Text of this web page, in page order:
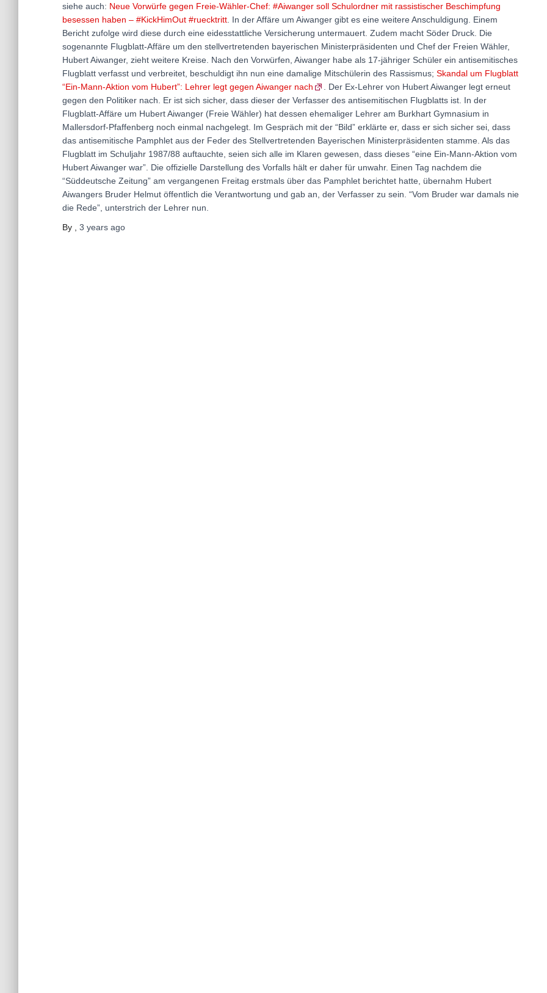
siehe auch: Neue Vorwürfe gegen Freie-Wähler-Chef: #Aiwanger soll Schulordner mit rassistischer Beschimpfung
besessen haben – #KickHimOut #ruecktritt . In der Affäre um Aiwanger gibt es eine weitere Anschuldigung. Einem
Bericht zufolge wird diese durch eine eidesstattliche Versicherung untermauert. Zudem macht Söder Druck. Die
sogenannte Flugblatt-Affäre um den stellvertretenden bayerischen Ministerpräsidenten und Chef der Freien Wähler,
Hubert Aiwanger, zieht weitere Kreise. Nach den Vorwürfen, Aiwanger habe als 17-jähriger Schüler ein antisemitisches
Flugblatt verfasst und verbreitet, beschuldigt ihn nun eine damalige Mitschülerin des Rassismus; Skandal um Flugblatt
“Ein-Mann-Aktion vom Hubert”: Lehrer legt gegen Aiwanger nach
. Der Ex-Lehrer von Hubert Aiwanger legt erneut
gegen den Politiker nach. Er ist sich sicher, dass dieser der Verfasser des antisemitischen Flugblatts ist. In der
Flugblatt-Affäre um Hubert Aiwanger (Freie Wähler) hat dessen ehemaliger Lehrer am Burkhart Gymnasium in
Mallersdorf-Pfaffenberg noch einmal nachgelegt. Im Gespräch mit der “Bild” erklärte er, dass er sich sicher sei, dass
das antisemitische Pamphlet aus der Feder des Stellvertretenden Bayerischen Ministerpräsidenten stamme. Als das
Flugblatt im Schuljahr 1987/88 auftauchte, seien sich alle im Klaren gewesen, dass dieses “eine Ein-Mann-Aktion vom
Hubert Aiwanger war”. Die offizielle Darstellung des Vorfalls hält er daher für unwahr. Einen Tag nachdem die
“Süddeutsche Zeitung” am vergangenen Freitag erstmals über das Pamphlet berichtet hatte, übernahm Hubert
Aiwangers Bruder Helmut öffentlich die Verantwortung und gab an, der Verfasser zu sein. “Vom Bruder war damals nie
die Rede”, unterstrich der Lehrer nun.
By
3 years ago